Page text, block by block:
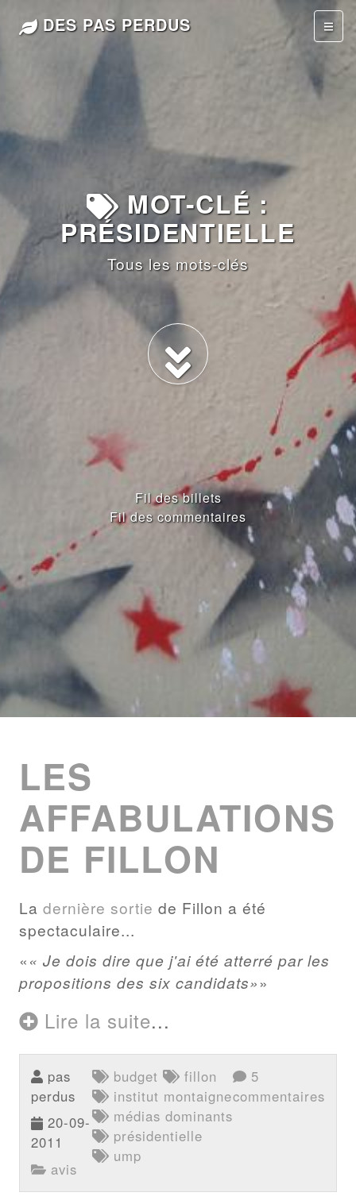
DES PAS PERDUS
MOT-CLÉ :
PRÉSIDENTIELLE
Tous les mots-clés
Fil des billets
Fil des commentaires
LES
AFFABULATIONS
DE FILLON
La dernière sortie de Fillon a été
spectaculaire...
« Je dois dire que j'ai été atterré par les
propositions des six candidats»
Lire la suite...
pas
perdus
20-09-
2011
avis
budget
fillon
institut montaigne
médias dominants
présidentielle
ump
5
commentaires